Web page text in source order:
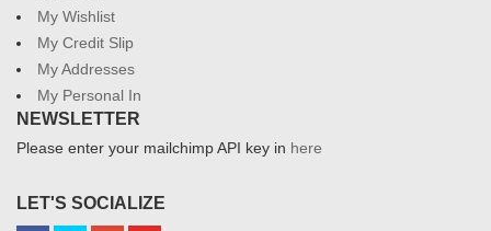
My Wishlist
My Credit Slip
My Addresses
My Personal In
NEWSLETTER
Please enter your mailchimp API key in here
LET'S SOCIALIZE